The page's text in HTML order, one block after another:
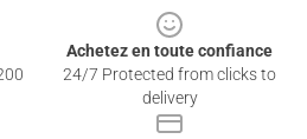
Achetez en toute confiance
24/7 Protected from clicks to
delivery